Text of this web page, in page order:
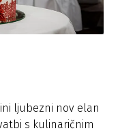
ljubezni nov elan
s kulinaričnim